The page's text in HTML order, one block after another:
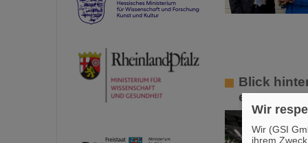
Blick
erneut
Wir
Wir (GSI
ihrem